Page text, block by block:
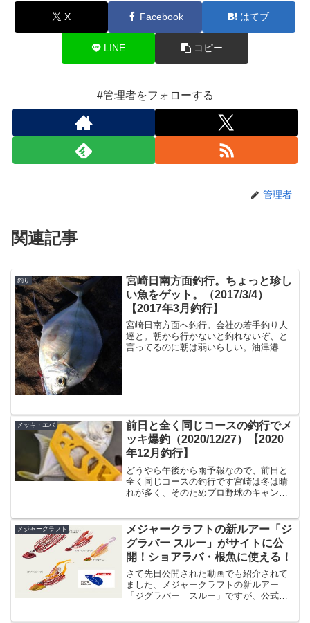
X Facebook はてブ
LINE コピー
#管理者をフォローする
管理者
関連記事
釣り
宮崎日南方面釣行。ちょっと珍し
い魚をゲット。（2017/3/4）
【2017年3月釣行】
宮崎日南方面へ釣行。会社の若手釣り人
達と。朝から行かないと釣れないぞ、と
言ってるのに朝は弱いらしい。油津港へ
メッキ・エバ
前日と全く同じコースの釣行でメ
ッキ爆釣（2020/12/27）【2020
年12月釣行】
どうやら午後から雨予報なので、前日と
全く同じコースの釣行です宮崎は冬は晴
れが多く、そのためプロ野球のキャンプ
ことで、午後から雨予報です。なので前
日と全く同じように、まず...
メジャークラフト
メジャークラフトの新ルアー「ジ
グラバー スルー」がサイトに公
開！ショアラバ・根魚に使える！
さて先日公開された動画でも紹介されて
ました、メジャークラフトの新ルアー
「ジグラバー スルー」ですが、公式サ